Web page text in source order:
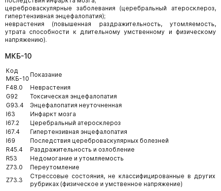
цереброваскулярные заболевания (церебральный атеросклероз,
гипертензивная энцефалопатия);
неврастения (повышенная раздражительность, утомляемость,
утрата способности к длительному умственному и физическому
напряжению).
МКБ-10
Код
МКБ-10
Показание
F48.0
Неврастения
G92
Токсическая энцефалопатия
G93.4
Энцефалопатия неуточненная
I63
Инфаркт мозга
I67.2
Церебральный атеросклероз
I67.4
Гипертензивная энцефалопатия
I69
Последствия цереброваскулярных болезней
R45.4
Раздражительность и озлобление
R53
Недомогание и утомляемость
Z73.0
Переутомление
Z73.3
Стрессовые состояния, не классифицированные в других
рубриках (физическое и умственное напряжение)